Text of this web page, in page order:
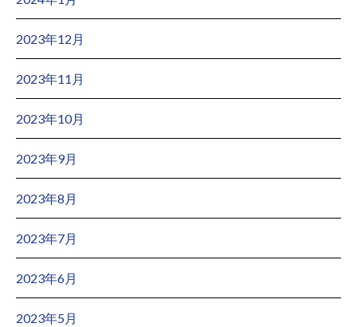
2023年12月
2023年11月
2023年10月
2023年9月
2023年8月
2023年7月
2023年6月
2023年5月